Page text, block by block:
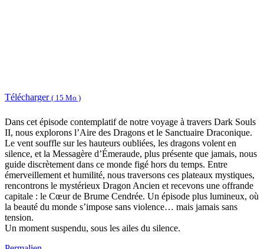
Télécharger ( 15 Mo )
Dans cet épisode contemplatif de notre voyage à travers Dark Souls
II, nous explorons l’Aire des Dragons et le Sanctuaire Draconique.
Le vent souffle sur les hauteurs oubliées, les dragons volent en
silence, et la Messagère d’Émeraude, plus présente que jamais, nous
guide discrètement dans ce monde figé hors du temps. Entre
émerveillement et humilité, nous traversons ces plateaux mystiques,
rencontrons le mystérieux Dragon Ancien et recevons une offrande
capitale : le Cœur de Brume Cendrée. Un épisode plus lumineux, où
la beauté du monde s’impose sans violence… mais jamais sans
tension.
Un moment suspendu, sous les ailes du silence.